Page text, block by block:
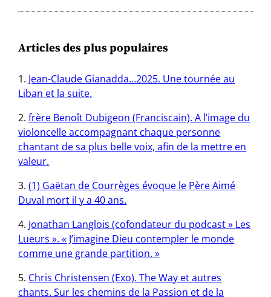
Articles des plus populaires
Jean-Claude Gianadda…2025. Une tournée au
Liban et la suite.
frère Benoît Dubigeon (Franciscain). A l’image du
violoncelle accompagnant chaque personne
chantant de sa plus belle voix, afin de la mettre en
valeur.
(1) Gaëtan de Courrèges évoque le Père Aimé
Duval mort il y a 40 ans.
Jonathan Langlois (cofondateur du podcast » Les
Lueurs ». « J’imagine Dieu contempler le monde
comme une grande partition. »
Chris Christensen (Exo). The Way et autres
chants. Sur les chemins de la Passion et de la